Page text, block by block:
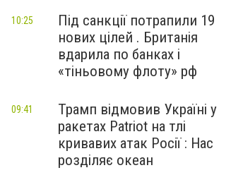
Під санкції потрапили 19
нових цілей . Британія
вдарила по банках і
«тіньовому флоту» рф
10:25
Трамп відмовив Україні у
ракетах Patriot на тлі
кривавих атак Росії : Нас
розділяє океан
09:41